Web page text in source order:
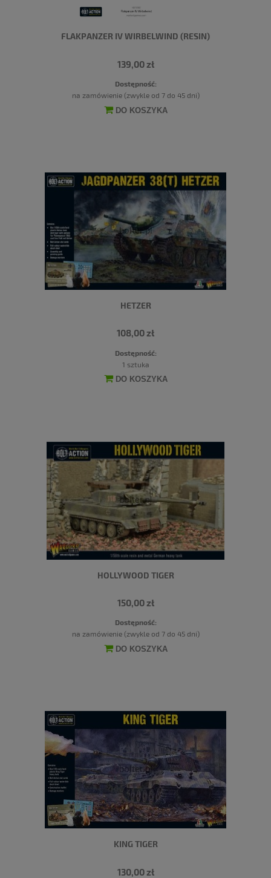
FLAKPANZER IV WIRBELWIND (RESIN)
139,00 zł
Dostępność:
na zamówienie (zwykle od 7 do 45 dni)
DO KOSZYKA
HETZER
108,00 zł
Dostępność:
1 sztuka
DO KOSZYKA
HOLLYWOOD TIGER
150,00 zł
Dostępność:
na zamówienie (zwykle od 7 do 45 dni)
DO KOSZYKA
KING TIGER
130,00 zł